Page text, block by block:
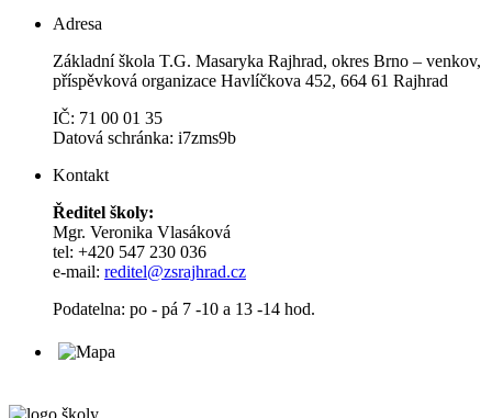
Adresa
Základní škola T.G. Masaryka Rajhrad, okres Brno – venkov,
příspěvková organizace Havlíčkova 452, 664 61 Rajhrad
IČ: 71 00 01 35
Datová schránka: i7zms9b
Kontakt
Ředitel školy:
Mgr. Veronika Vlasáková
tel: +420 547 230 036
e-mail: reditel@zsrajhrad.cz
Podatelna: po - pá 7 -10 a 13 -14 hod.